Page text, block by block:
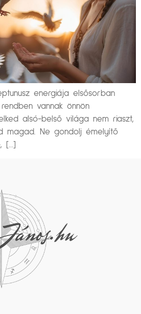
energiája elsősorban
vannak önnön
alsó-belső világa nem riaszt,
magad. Ne gondolj émelyítő
[…]